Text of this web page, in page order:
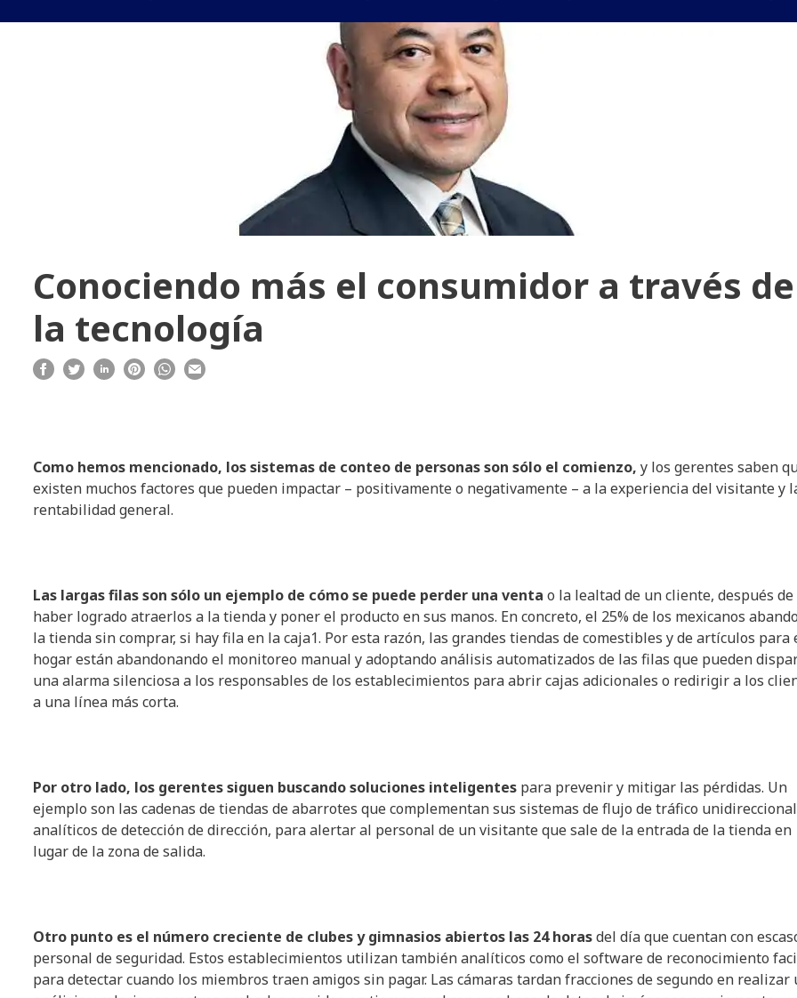
Conociendo más el consumidor a través de
la tecnología
Como hemos mencionado, los sistemas de conteo de personas son sólo el comienzo, y los gerentes saben
existen muchos factores que pueden impactar – positivamente o negativamente – a la experiencia del visitante y
rentabilidad general.
Las largas filas son sólo un ejemplo de cómo se puede perder una venta o la lealtad de un cliente, después de
haber logrado atraerlos a la tienda y poner el producto en sus manos. En concreto, el 25% de los mexicanos
la tienda sin comprar, si hay fila en la caja1. Por esta razón, las grandes tiendas de comestibles y de artículos para
hogar están abandonando el monitoreo manual y adoptando análisis automatizados de las filas que pueden
una alarma silenciosa a los responsables de los establecimientos para abrir cajas adicionales o redirigir a los
a una línea más corta.
Por otro lado, los gerentes siguen buscando soluciones inteligentes para prevenir y mitigar las pérdidas. Un
ejemplo son las cadenas de tiendas de abarrotes que complementan sus sistemas de flujo de tráfico
analíticos de detección de dirección, para alertar al personal de un visitante que sale de la entrada de la tienda en
lugar de la zona de salida.
Otro punto es el número creciente de clubes y gimnasios abiertos las 24 horasdel día que cuentan con
personal de seguridad. Estos establecimientos utilizan también analíticos como el software de reconocimiento
para detectar cuando los miembros traen amigos sin pagar. Las cámaras tardan fracciones de segundo en realizar